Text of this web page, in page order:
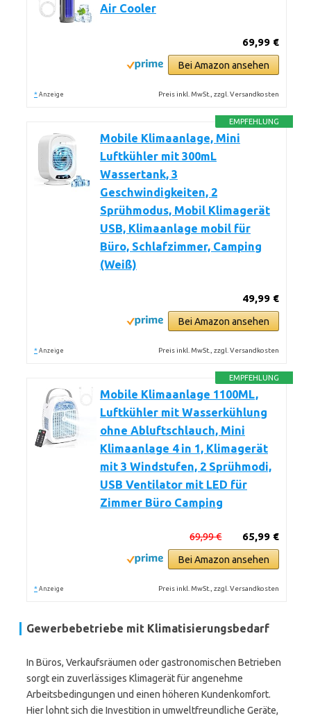
Air Cooler
69,99 €
Bei Amazon ansehen
* Anzeige Preis inkl. MwSt., zzgl. Versandkosten
EMPFEHLUNG
Mobile Klimaanlage, Mini
Luftkühler mit 300mL
Wassertank, 3
Geschwindigkeiten, 2
Sprühmodus, Mobil Klimagerät
USB, Klimaanlage mobil für
Büro, Schlafzimmer, Camping
(Weiß)
49,99 €
Bei Amazon ansehen
* Anzeige Preis inkl. MwSt., zzgl. Versandkosten
EMPFEHLUNG
Mobile Klimaanlage 1100ML,
Luftkühler mit Wasserkühlung
ohne Abluftschlauch, Mini
Klimaanlage 4 in 1, Klimagerät
mit 3 Windstufen, 2 Sprühmodi,
USB Ventilator mit LED für
Zimmer Büro Camping
65,99 €
69,99 €
Bei Amazon ansehen
* Anzeige Preis inkl. MwSt., zzgl. Versandkosten
Gewerbebetriebe mit Klimatisierungsbedarf
In Büros, Verkaufsräumen oder gastronomischen Betrieben
sorgt ein zuverlässiges Klimagerät für angenehme
Arbeitsbedingungen und einen höheren Kundenkomfort.
Hier lohnt sich die Investition in umweltfreundliche Geräte,